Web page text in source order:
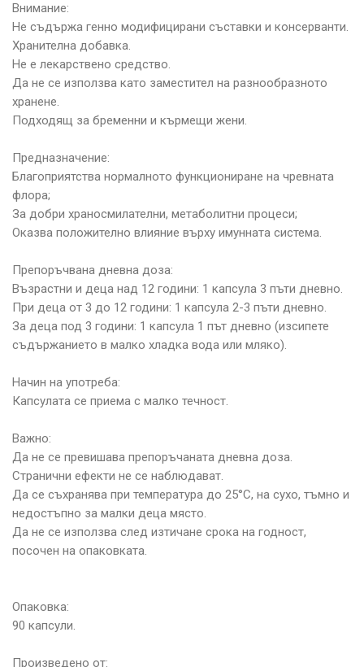
Внимание:
Не съдържа генно модифицирани съставки и консерванти.
Хранителна добавка.
Не е лекарствено средство.
Да не се използва като заместител на разнообразното
хранене.
Подходящ за бременни и кърмещи жени.
Предназначение:
Благоприятства нормалното функциониране на чревната
флора;
За добри храносмилателни, метаболитни процеси;
Оказва положително влияние върху имунната система.
Препоръчвана дневна доза:
Възрастни и деца над 12 години: 1 капсула 3 пъти дневно.
При деца от 3 до 12 години: 1 капсула 2-3 пъти дневно.
За деца под 3 години: 1 капсула 1 път дневно (изсипете
съдържанието в малко хладка вода или мляко).
Начин на употреба:
Капсулата се приема с малко течност.
Важно:
Да не се превишава препоръчаната дневна доза.
Странични ефекти не се наблюдават.
Да се съхранява при температура до 25°C, на сухо, тъмно и
недостъпно за малки деца място.
Да не се използва след изтичане срока на годност,
посочен на опаковката.
Опаковка:
90 капсули.
Произведено от: